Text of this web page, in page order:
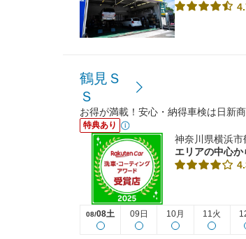
鶴見Ｓ
Ｓ
お得が満載！安心・納得車検は日新
特典あり
神奈川県横浜市
エリアの中心か
08/08土 09日 10月 11火